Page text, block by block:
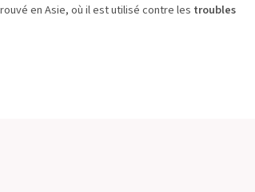
en Asie, où il est utilisé contre les troubles